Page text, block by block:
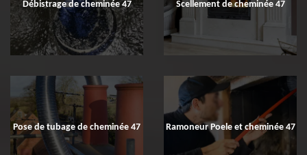
Débistrage de cheminée 47 Scellement de cheminée 47
Pose de tubage de cheminée 47 Ramoneur Poele et cheminée 47